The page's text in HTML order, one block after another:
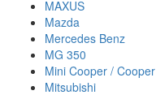
MAXUS
Mazda
Mercedes Benz
MG 350
Mini Cooper /
Mitsubishi